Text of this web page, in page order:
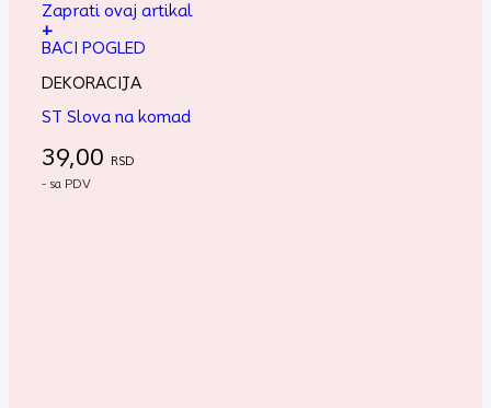
Zaprati ovaj artikal
+
BACI POGLED
DEKORACIJA
ST Slova na komad
39,00 RSD
- sa PDV